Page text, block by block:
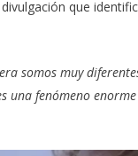
que
somos muy
fenómeno